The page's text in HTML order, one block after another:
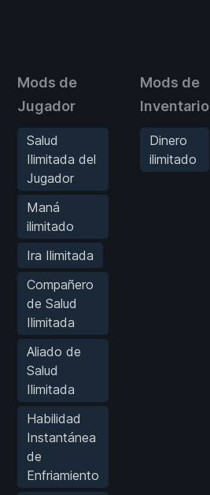
Mods de
Jugador
Salud
Ilimitada del
Jugador
Maná
ilimitado
Ira Ilimitada
Compañero
de Salud
Ilimitada
Aliado de
Salud
Ilimitada
Habilidad
Instantánea
de
Enfriamiento
Mods de
Inventario
Dinero
ilimitado